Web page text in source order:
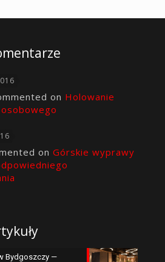
on Holowanie
on Górskie wyprawy
Bydgoszczy —